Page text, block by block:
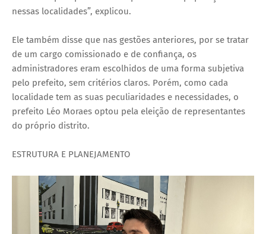
nessas localidades”, explicou.
Ele também disse que nas gestões anteriores, por se tratar
de um cargo comissionado e de confiança, os
administradores eram escolhidos de uma forma subjetiva
pelo prefeito, sem critérios claros. Porém, como cada
localidade tem as suas peculiaridades e necessidades, o
prefeito Léo Moraes optou pela eleição de representantes
do próprio distrito.
ESTRUTURA E PLANEJAMENTO